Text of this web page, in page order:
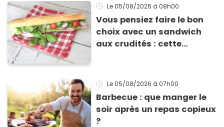
Le 05/08/2026 à 08h00
Vous pensiez faire le bon
choix avec un sandwich
aux crudités : cette
Le 05/08/2026 à 07h00
Barbecue : que manger le
soir après un repas copieux
?